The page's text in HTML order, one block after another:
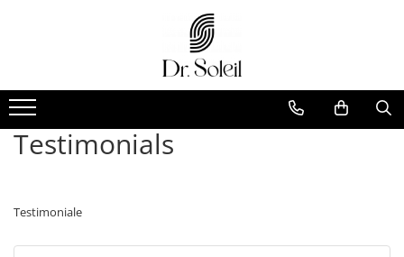
Testimonials
Testimoniale